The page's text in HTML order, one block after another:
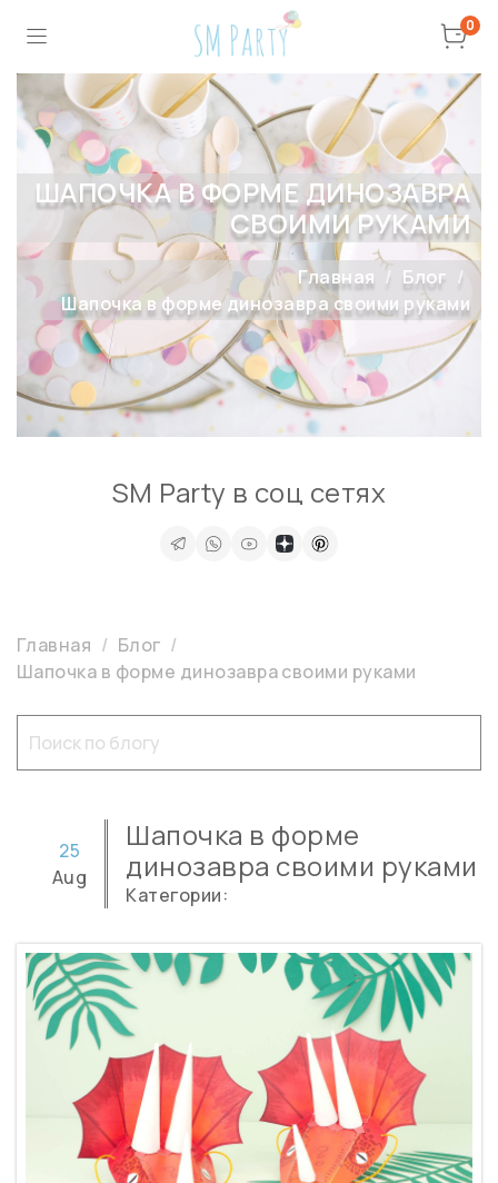
0
ШАПОЧКА В ФОРМЕ ДИНОЗАВРА
СВОИМИ РУКАМИ
Главная
Блог
Шапочка в форме динозавра своими руками
Главная
Блог
Шапочка в форме динозавра своими руками
Шапочка в форме
динозавра своими руками
25
Aug
Категории:
SM Party в соц сетях